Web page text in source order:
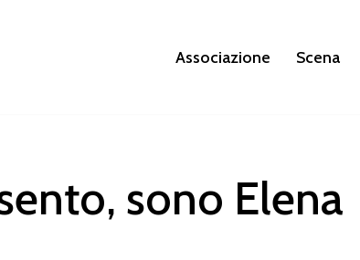
Associazione Scena
sono Elena